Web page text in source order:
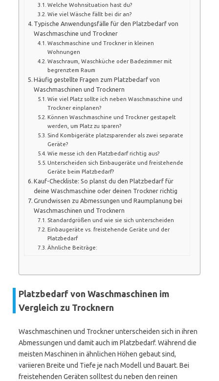
Welche Wohnsituation hast du?
Wie viel Wäsche fällt bei dir an?
Typische Anwendungsfälle für den Platzbedarf von
Waschmaschine und Trockner
Waschmaschine und Trockner in kleinen
Wohnungen
Waschraum, Waschküche oder Badezimmer mit
begrenztem Raum
Häufig gestellte Fragen zum Platzbedarf von
Waschmaschinen und Trocknern
Wie viel Platz sollte ich neben Waschmaschine und
Trockner einplanen?
Können Waschmaschine und Trockner gestapelt
werden, um Platz zu sparen?
Sind Kombigeräte platzsparender als zwei separate
Geräte?
Wie messe ich den Platzbedarf richtig aus?
Unterscheiden sich Einbaugeräte und freistehende
Geräte beim Platzbedarf?
Kauf-Checkliste: So planst du den Platzbedarf für
deine Waschmaschine oder deinen Trockner richtig
Grundwissen zu Abmessungen und Raumplanung bei
Waschmaschinen und Trocknern
Standardgrößen und wie sie sich unterscheiden
Einbaugeräte vs. freistehende Geräte und der
Platzbedarf
Ähnliche Beiträge:
Platzbedarf von Waschmaschinen im
Vergleich zu Trocknern
Waschmaschinen und Trockner unterscheiden sich in ihren
Abmessungen und damit auch im Platzbedarf. Während die
meisten Maschinen in ähnlichen Höhen gebaut sind,
variieren Breite und Tiefe je nach Modell und Bauart. Bei
freistehenden Geräten solltest du neben den reinen